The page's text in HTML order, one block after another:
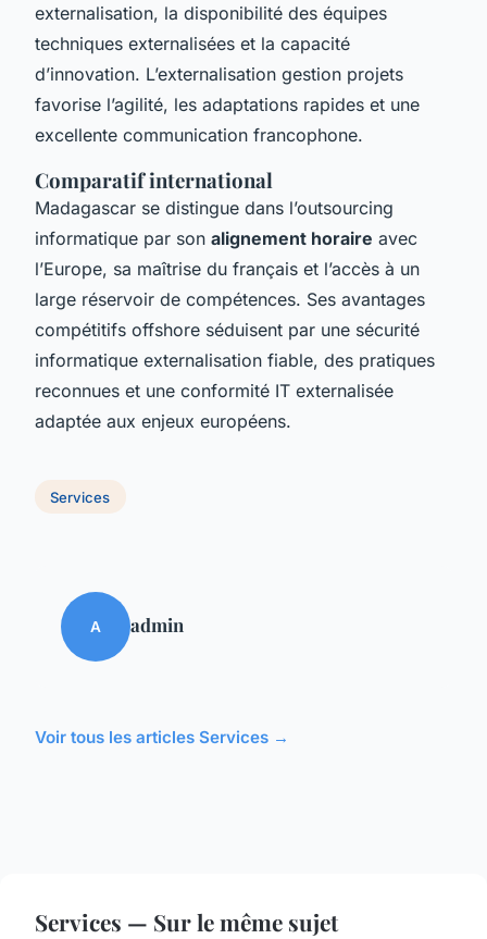
externalisation, la disponibilité des équipes
techniques externalisées et la capacité
d’innovation. L’externalisation gestion projets
favorise l’agilité, les adaptations rapides et une
excellente communication francophone.
Comparatif international
Madagascar se distingue dans l’outsourcing
informatique par son alignement horaire avec
l’Europe, sa maîtrise du français et l’accès à un
large réservoir de compétences. Ses avantages
compétitifs offshore séduisent par une sécurité
informatique externalisation fiable, des pratiques
reconnues et une conformité IT externalisée
adaptée aux enjeux européens.
Services
A admin
Voir tous les articles Services →
Services — Sur le même sujet